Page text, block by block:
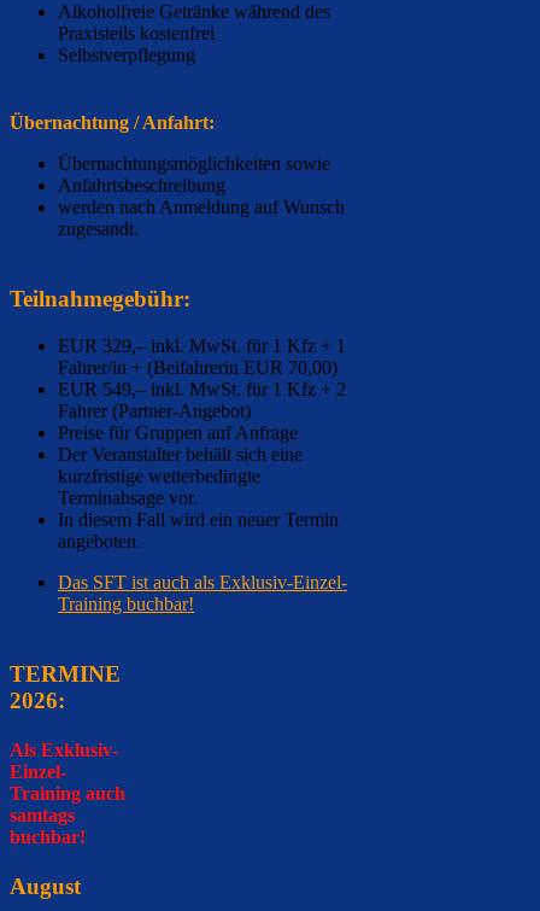
Alkoholfreie Getränke während des
Praxisteils kostenfrei
Selbstverpflegung
Übernachtung / Anfahrt:
Übernachtungsmöglichkeiten sowie
Anfahrtsbeschreibung
werden nach Anmeldung auf Wunsch
zugesandt.
Teilnahmegebühr:
EUR 329,– inkl. MwSt. für 1 Kfz + 1
Fahrer/in + (Beifahrerin EUR 70,00)
EUR 549,– inkl. MwSt. für 1 Kfz + 2
Fahrer (Partner-Angebot)
Preise für Gruppen auf Anfrage
Der Veranstalter behält sich eine
kurzfristige wetterbedingte
Terminabsage vor.
In diesem Fall wird ein neuer Termin
angeboten.
Das SFT ist auch als Exklusiv-Einzel-
Training buchbar!
TERMINE
2026:
Als Exklusiv-
Einzel-
Training auch
samtags
buchbar!
August